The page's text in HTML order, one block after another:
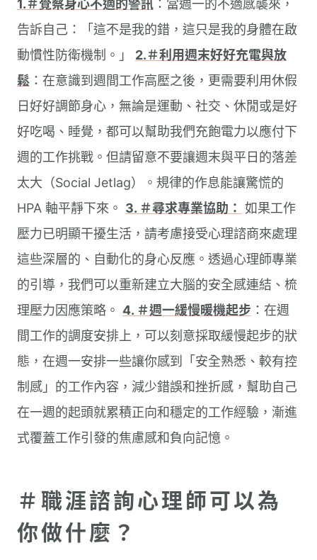
1.＃覺察身心不適的警訊 ：當週一的不適感襲來，
告訴自己：「這不是我的錯，這只是我的身體在啟
動慣性防衛機制。」 2.＃利用週末好好充電與放
鬆 ：在意識到週間工作高壓之後，更需要利用休假
日好好調節身心，無論是運動、社交、休閒或是好
好吃喝、睡覺，都可以幫助我們充飽電力以應付下
週的工作挑戰。但請留意不要讓週末與平日的落差
太大（Social Jetlag）。規律的作息能讓驚慌的
HPA 軸平靜下來。 3. ＃尋求專業協助： 如果工作
壓力已明顯干擾生活，請考慮接受心理諮商來處理
這些深層的、自動化的身心反應。透過心理師專業
的引導，我們可以重新建立大腦的安全感連結、梳
理壓力因應策略。 4. ＃週一緩慢暖機起步 ：在週
間工作的調度安排上，可以刻意採取緩慢起步的狀
態，在週一安排一些讓你感到「安全熟悉、較有控
制感」的工作內容，減少錯誤和挫折感，幫助自己
在一週的起頭就累積正向和穩定的工作經驗，漸進
式覆蓋工作引發的焦慮感和負向記憶。
＃職涯諮詢心理師可以為
你做什麼？